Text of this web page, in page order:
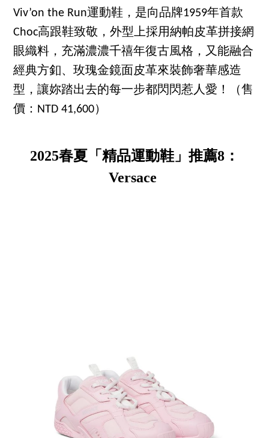
Viv’on the Run運動鞋，是向品牌1959年首款
Choc高跟鞋致敬，外型上採用納帕皮革拼接網
眼織料，充滿濃濃千禧年復古風格，又能融合
經典方釦、玫瑰金鏡面皮革來裝飾奢華感造
型，讓妳踏出去的每一步都閃閃惹人愛！（售
價：NTD 41,600）
2025春夏「精品運動鞋」推薦8：
Versace